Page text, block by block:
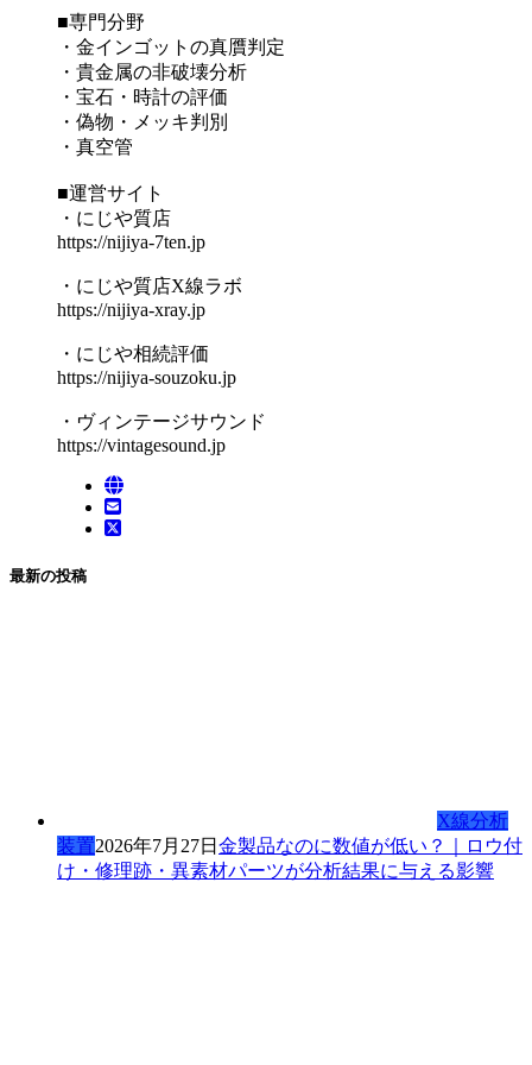
■専門分野
・金インゴットの真贋判定
・貴金属の非破壊分析
・宝石・時計の評価
・偽物・メッキ判別
・真空管
■運営サイト
・にじや質店
https://nijiya-7ten.jp
・にじや質店X線ラボ
https://nijiya-xray.jp
・にじや相続評価
https://nijiya-souzoku.jp
・ヴィンテージサウンド
https://vintagesound.jp
最新の投稿
X線分析
装置2026年7月27日 金製品なのに数値が低い？｜ロウ付
け・修理跡・異素材パーツが分析結果に与える影響